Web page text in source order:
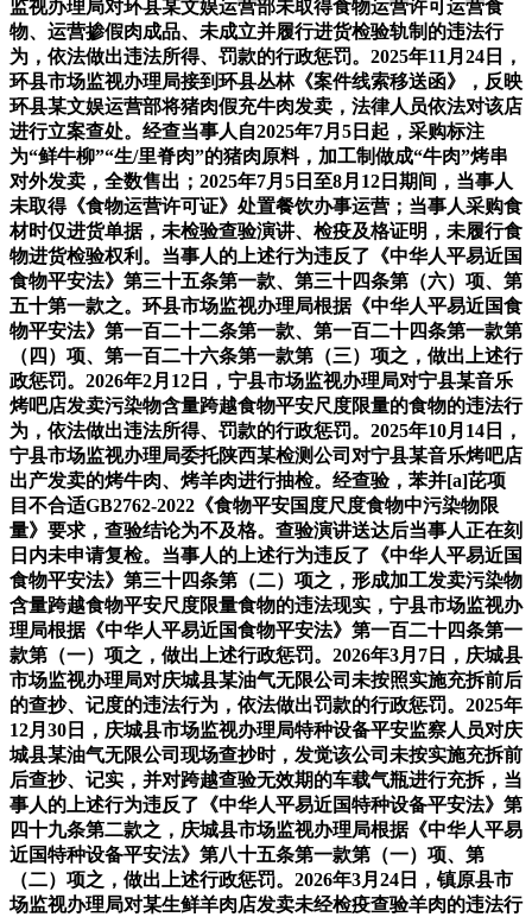
监视办理局对环县某文娱运营部未取得食物运营许可运营食
物、运营掺假肉成品、未成立并履行进货检验轨制的违法行
为，依法做出违法所得、罚款的行政惩罚。2025年11月24日，
环县市场监视办理局接到环县丛林《案件线索移送函》，反映
环县某文娱运营部将猪肉假充牛肉发卖，法律人员依法对该店
进行立案查处。经查当事人自2025年7月5日起，采购标注
为“鲜牛柳”“生/里脊肉”的猪肉原料，加工制做成“牛肉”烤串
对外发卖，全数售出；2025年7月5日至8月12日期间，当事人
未取得《食物运营许可证》处置餐饮办事运营；当事人采购食
材时仅进货单据，未检验查验演讲、检疫及格证明，未履行食
物进货检验权利。当事人的上述行为违反了《中华人平易近国
食物平安法》第三十五条第一款、第三十四条第（六）项、第
五十第一款之。环县市场监视办理局根据《中华人平易近国食
物平安法》第一百二十二条第一款、第一百二十四条第一款第
（四）项、第一百二十六条第一款第（三）项之，做出上述行
政惩罚。2026年2月12日，宁县市场监视办理局对宁县某音乐
烤吧店发卖污染物含量跨越食物平安尺度限量的食物的违法行
为，依法做出违法所得、罚款的行政惩罚。2025年10月14日，
宁县市场监视办理局委托陕西某检测公司对宁县某音乐烤吧店
出产发卖的烤牛肉、烤羊肉进行抽检。经查验，苯并[a]芘项
目不合适GB2762-2022《食物平安国度尺度食物中污染物限
量》要求，查验结论为不及格。查验演讲送达后当事人正在刻
日内未申请复检。当事人的上述行为违反了《中华人平易近国
食物平安法》第三十四条第（二）项之，形成加工发卖污染物
含量跨越食物平安尺度限量食物的违法现实，宁县市场监视办
理局根据《中华人平易近国食物平安法》第一百二十四条第一
款第（一）项之，做出上述行政惩罚。2026年3月7日，庆城县
市场监视办理局对庆城县某油气无限公司未按照实施充拆前后
的查抄、记度的违法行为，依法做出罚款的行政惩罚。2025年
12月30日，庆城县市场监视办理局特种设备平安监察人员对庆
城县某油气无限公司现场查抄时，发觉该公司未按实施充拆前
后查抄、记实，并对跨越查验无效期的车载气瓶进行充拆，当
事人的上述行为违反了《中华人平易近国特种设备平安法》第
四十九条第二款之，庆城县市场监视办理局根据《中华人平易
近国特种设备平安法》第八十五条第一款第（一）项、第
（二）项之，做出上述行政惩罚。2026年3月24日，镇原县市
场监视办理局对某生鲜羊肉店发卖未经检疫查验羊肉的违法行